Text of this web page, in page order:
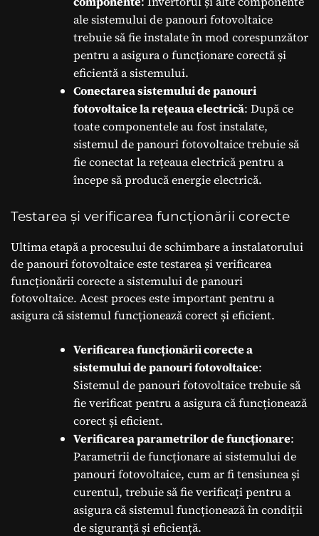
ale sistemului de panouri fotovoltaice
trebuie să fie instalate în mod corespunzător
pentru a asigura o funcționare corectă și
eficientă a sistemului.
Conectarea sistemului de panouri
fotovoltaice la rețeaua electrică: După ce
toate componentele au fost instalate,
sistemul de panouri fotovoltaice trebuie să
fie conectat la rețeaua electrică pentru a
începe să producă energie electrică.
Testarea și verificarea funcționării corecte
Ultima etapă a procesului de schimbare a instalatorului
de panouri fotovoltaice este testarea și verificarea
funcționării corecte a sistemului de panouri
fotovoltaice. Acest proces este important pentru a
asigura că sistemul funcționează corect și eficient.
Verificarea funcționării corecte a
sistemului de panouri fotovoltaice:
Sistemul de panouri fotovoltaice trebuie să
fie verificat pentru a asigura că funcționează
corect și eficient.
Verificarea parametrilor de funcționare:
Parametrii de funcționare ai sistemului de
panouri fotovoltaice, cum ar fi tensiunea și
curentul, trebuie să fie verificați pentru a
asigura că sistemul funcționează în condiții
de siguranță și eficiență.